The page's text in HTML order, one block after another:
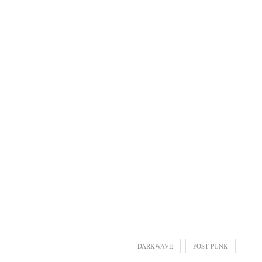
DARKWAVE POST-PUNK